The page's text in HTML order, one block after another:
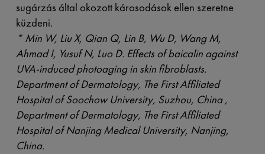
sugárzás által okozott károsodások ellen szeretne
küzdeni.
*Min W, Liu X, Qian Q, Lin B, Wu D, Wang M,
Ahmad I, Yusuf N, Luo D. Effects of baicalin against
UVA-induced photoaging in skin fibroblasts.
Department of Dermatology, The First Affiliated
Hospital of Soochow University, Suzhou, China ,
Department of Dermatology, The First Affiliated
Hospital of Nanjing Medical University, Nanjing,
China.